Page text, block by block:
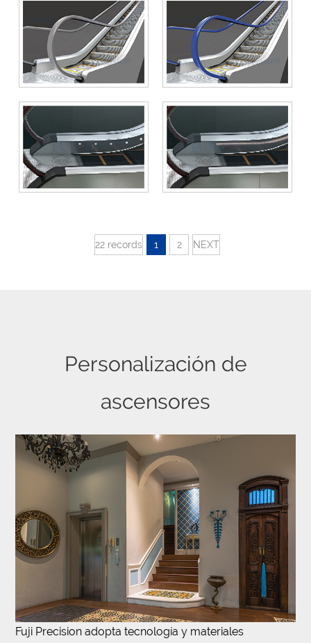
22 records 1 2 NEXT
Personalización de
ascensores
Fuji Precision adopta tecnología y materiales